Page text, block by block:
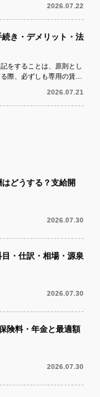
2026.07.22
き・デメリット・法
をすることは、原則とし
際、必ずしも専用の賃貸
2026.07.21
どうする？支給開
2026.07.30
・仕訳・相場・源泉
2026.07.30
険料・年金と最適額
2026.07.30